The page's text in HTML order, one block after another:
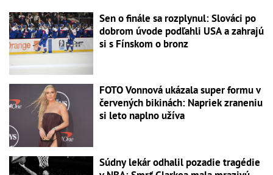
Sen o finále sa rozplynul: Slováci po
dobrom úvode podľahli USA a zahrajú
si s Fínskom o bronz
FOTO Vonnová ukázala super formu v
červených bikinách: Napriek zraneniu
si leto naplno užíva
Súdny lekár odhalil pozadie tragédie